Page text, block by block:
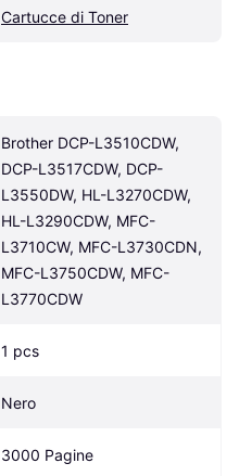
Cartucce di Toner
Brother DCP-L3510CDW,
DCP-L3517CDW, DCP-
L3550DW, HL-L3270CDW,
HL-L3290CDW, MFC-
L3710CW, MFC-L3730CDN,
MFC-L3750CDW, MFC-
L3770CDW
1 pcs
Nero
3000 Pagine